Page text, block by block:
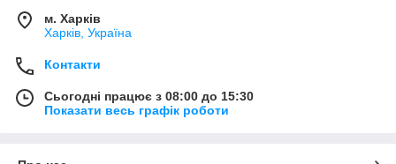
м. Харків
Харків, Україна
Контакти
Сьогодні працює з 08:00 до 15:30
Показати весь графік роботи